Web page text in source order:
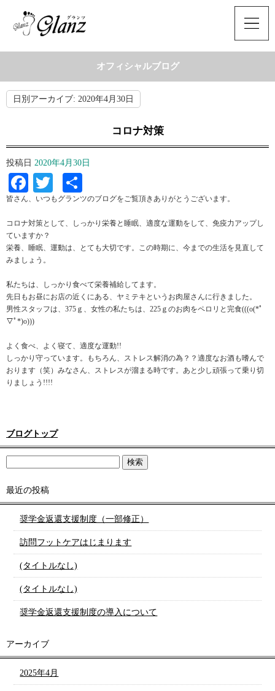
オフィシャルブログ
日別アーカイブ: 2020年4月30日
コロナ対策
投稿日 2020年4月30日
Facebook
Twitter
有
皆さん、いつもグランツのブログをご覧頂きありがとうございます。
コロナ対策として、しっかり栄養と睡眠、適度な運動をして、免疫力アップし
ていますか？
栄養、睡眠、運動は、とても大切です。この時期に、今までの生活を見直して
みましょう。
私たちは、しっかり食べて栄養補給してます。
先日もお昼にお店の近くにある、ヤミテキというお肉屋さんに行きました。
男性スタッフは、375ｇ、女性の私たちは、225ｇのお肉をペロリと完食(((o(*ﾟ
▽ﾟ*)o)))
よく食べ、よく寝て、適度な運動!!
しっかり守っています。もちろん、ストレス解消の為？？適度なお酒も嗜んで
おります（笑）みなさん、ストレスが溜まる時です。あと少し頑張って乗り切
りましょう!!!!
ブログトップ
最近の投稿
奨学金返還支援制度（一部修正）
訪問フットケアはじまります
(タイトルなし)
(タイトルなし)
奨学金返還支援制度の導入について
アーカイブ
2025年4月